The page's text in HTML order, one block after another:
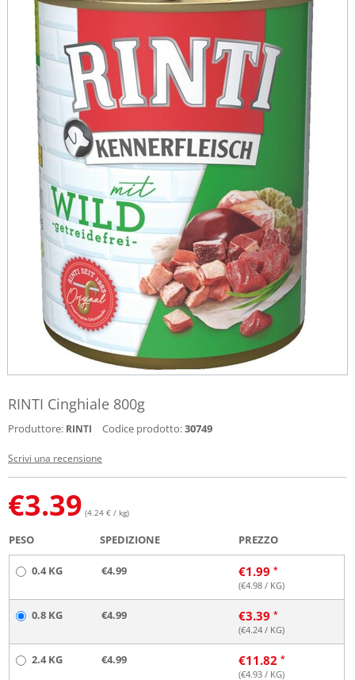
RINTI Cinghiale 800g
Produttore: RINTI Codice prodotto:30749
Scrivi una recensione
€3.39 (4.24 € / kg)
PESO SPEDIZIONE PREZZO
0.4 KG €4.99 €1.99
(€4.98 / KG)
0.8 KG €4.99 €3.39
(€4.24 / KG)
2.4 KG €4.99 €11.82
(€4.93 / KG)